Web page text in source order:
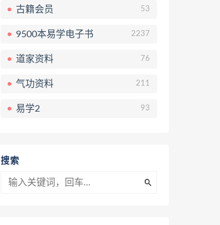
古籍会员 53
9500本易学电子书 2237
道家资料 76
气功资料 211
易学2 93
搜索